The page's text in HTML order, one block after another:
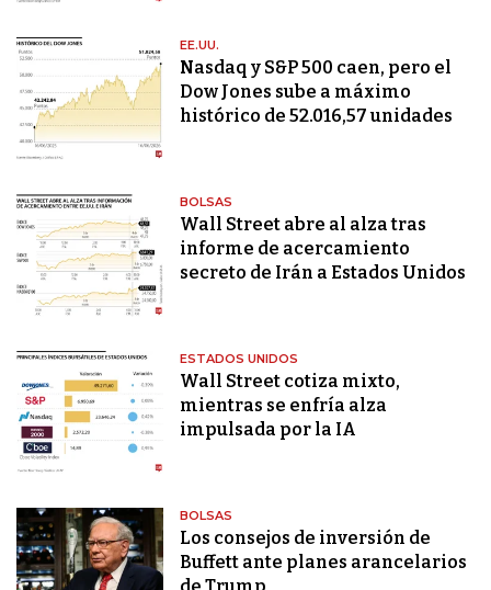
EE.UU.
Nasdaq y S&P 500 caen, pero el
Dow Jones sube a máximo
histórico de 52.016,57 unidades
BOLSAS
Wall Street abre al alza tras
informe de acercamiento
secreto de Irán a Estados Unidos
ESTADOS UNIDOS
Wall Street cotiza mixto,
mientras se enfría alza
impulsada por la IA
BOLSAS
Los consejos de inversión de
Buffett ante planes arancelarios